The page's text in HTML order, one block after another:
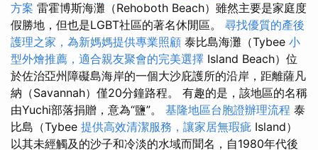
方案 雷霍博斯海灘（Rehoboth Beach）雖然主要是家庭度
假勝地，但也是LGBT社區的著名休閒區。 尋找優質的產後
護理之家，為新媽媽提供專業照顧 泰比島海灘（Tybee 小
型外燴推薦，適合親友聚會的完美選擇 Island Beach）位
於佐治亞州障礙島海岸的一個大沙庇護所的沿岸，距離薩凡
納（Savannah）僅20分鐘路程。 有趣的是，該地區的名稱
由Yuchi部落捐贈，意為“鹽”。 基隆地區台胞證辦理流程 泰
比島（Tybee 提供高效清潔服務，讓家居無瑕疵 Island）
以其未經觸及的沙子和冷淡的水域而聞名，自1980年代後